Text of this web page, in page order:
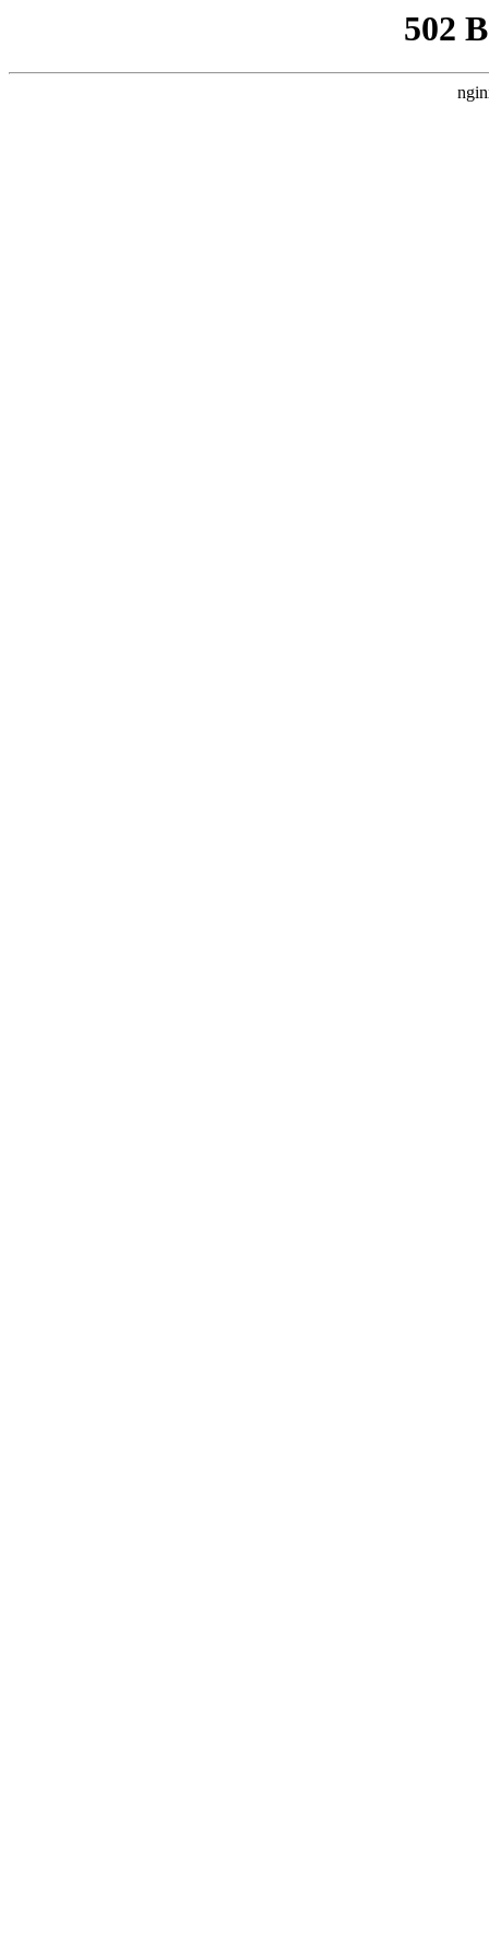
502